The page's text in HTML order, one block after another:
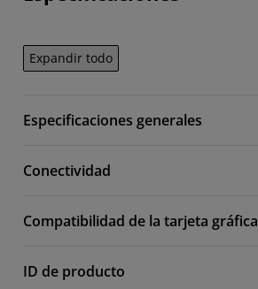
Expandir todo
Especificaciones generales
Conectividad
Compatibilidad de la tarjeta gráfica
ID de producto